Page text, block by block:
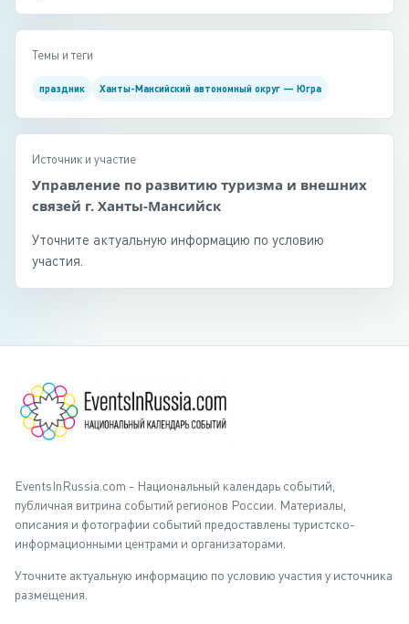
Темы и теги
праздник Ханты-Мансийский автономный округ — Югра
Источник и участие
Управление по развитию туризма и внешних
связей г. Ханты-Мансийск
Уточните актуальную информацию по условию
участия.
EventsInRussia.com - Национальный календарь событий,
публичная витрина событий регионов России. Материалы,
описания и фотографии событий предоставлены туристско-
информационными центрами и организаторами.
Уточните актуальную информацию по условию участия у источника
размещения.